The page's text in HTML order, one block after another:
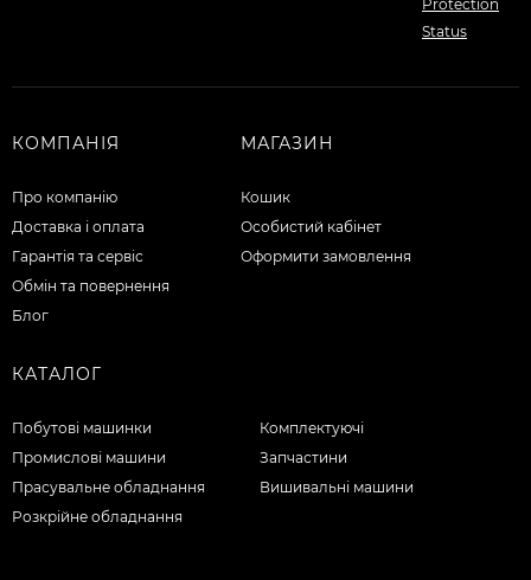
КОМПАНІЯ
Про компанію
Доставка і оплата
Гарантія та сервіс
Обмін та повернення
Блог
МАГАЗИН
Кошик
Особистий кабінет
Оформити замовлення
КАТАЛОГ
Побутові машинки
Промислові машини
Прасувальне обладнання
Розкрійне обладнання
Комплектуючі
Запчастини
Вишивальні машини